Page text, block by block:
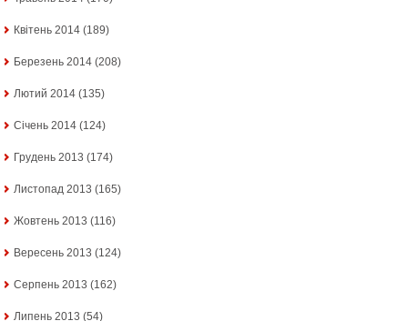
Квітень 2014 (189)
Березень 2014 (208)
Лютий 2014 (135)
Січень 2014 (124)
Грудень 2013 (174)
Листопад 2013 (165)
Жовтень 2013 (116)
Вересень 2013 (124)
Серпень 2013 (162)
Липень 2013 (54)